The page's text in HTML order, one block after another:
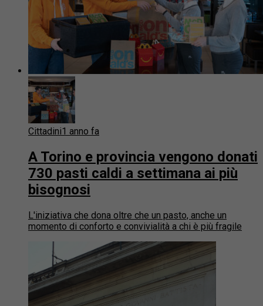
Cittadini1 anno fa
A Torino e provincia vengono donati
730 pasti caldi a settimana ai più
bisognosi
L'iniziativa che dona oltre che un pasto, anche un
momento di conforto e convivialità a chi è più fragile